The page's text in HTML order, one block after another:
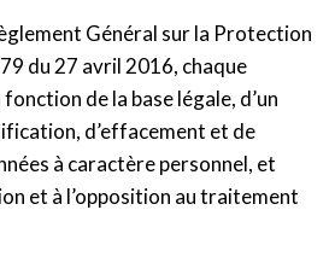
Général sur la Protection
du 27 avril 2016, chaque
de la base légale, d’un
d’effacement et de
à caractère personnel, et
et à l’opposition au traitement